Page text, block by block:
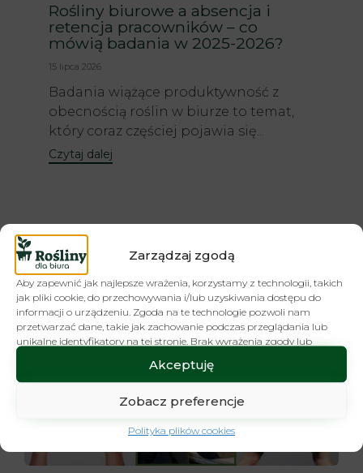
Zarządzaj zgodą
Aby zapewnić jak najlepsze wrażenia, korzystamy z technologii, takich
jak pliki cookie, do przechowywania i/lub uzyskiwania dostępu do
informacji o urządzeniu. Zgoda na te technologie pozwoli nam
przetwarzać dane, takie jak zachowanie podczas przeglądania lub
unikalne identyfikatory na tej stronie. Brak wyrażenia zgody lub
wycofanie zgody może niekorzystnie wpłynąć na niektóre cechy i
Akceptuję
Zobacz preferencje
Polityka plików cookies
Rośliny biurowe a absencja i
retencja pracowników – co
mówią badania w 2025-2026?
15 lipca 2026
Badania wiążące produktywność z
obecnością roślin w biurze to temat,
który coraz częściej pojawia się...
Czytaj dalej